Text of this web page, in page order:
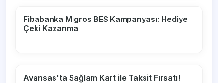
Fibabanka Migros BES Kampanyası: Hediye
Çeki Kazanma
Avansas'ta Sağlam Kart ile Taksit Fırsatı!